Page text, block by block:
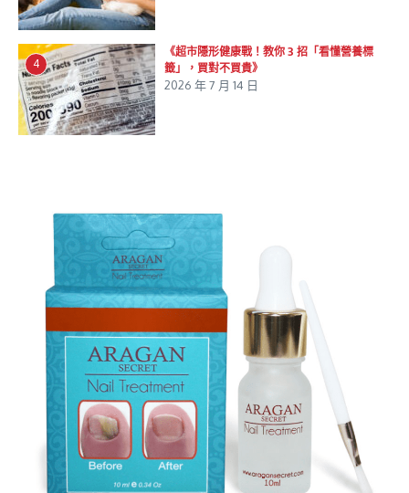
4
《超市隱形健康戰！教你 3 招「看懂營養標
籤」，買對不買貴》
2026 年 7 月 14 日